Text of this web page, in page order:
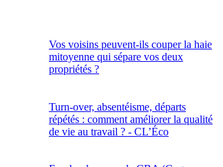
Vos voisins peuvent-ils couper la haie
mitoyenne qui sépare vos deux
propriétés ?
Turn-over, absentéisme, départs
répétés : comment améliorer la qualité
de vie au travail ? - CL’Éco